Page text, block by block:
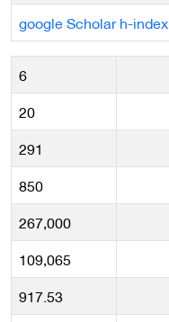
google Scholar h-index
6
20
291
850
267,000
109,065
917.53